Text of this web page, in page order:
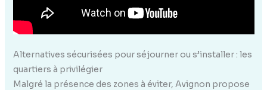
Alternatives sécurisées pour séjourner ou s’installer : les
quartiers à privilégier
Malgré la présence des zones à éviter, Avignon propose